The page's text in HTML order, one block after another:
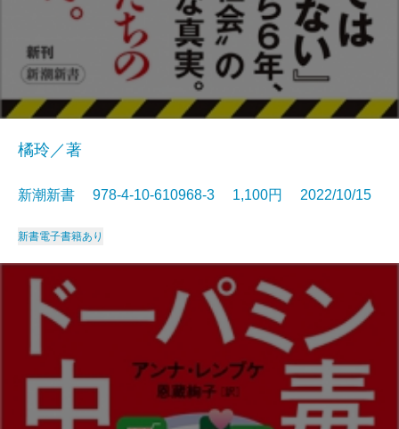
橘玲／著
新潮新書 978-4-10-610968-3 1,100円 2022/10/15
新書電子書籍あり